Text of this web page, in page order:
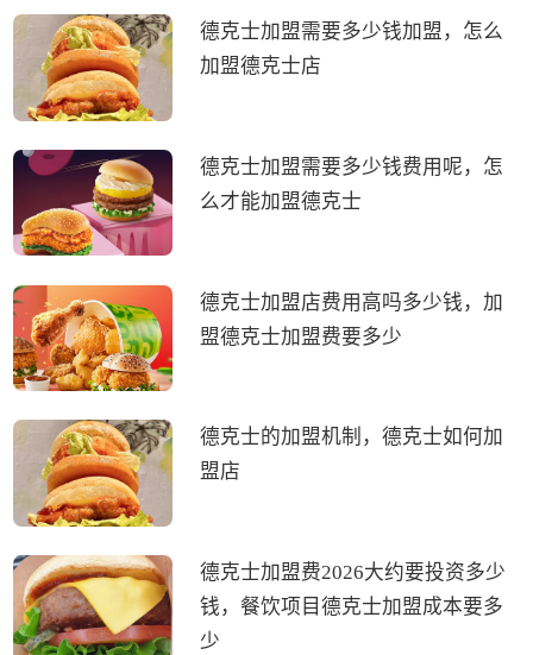
德克士加盟需要多少钱加盟，怎么
加盟德克士店
德克士加盟需要多少钱费用呢，怎
么才能加盟德克士
德克士加盟店费用高吗多少钱，加
盟德克士加盟费要多少
德克士的加盟机制，德克士如何加
盟店
德克士加盟费2026大约要投资多少
钱，餐饮项目德克士加盟成本要多
少